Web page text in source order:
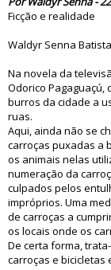
Ficção e realidade
Waldyr Senna Batista
Na novela da
Odorico Pagaguaçú,
burros da cidade a
ruas.
Aqui, ainda não se
carroças puxadas a
os animais nelas
numeração da
culpados pelos
impróprios. Uma
de carroças a
os locais onde os
De certa forma,
carroças e bicicletas